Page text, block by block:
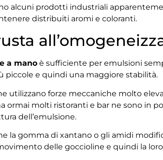
alcuni prodotti industriali
distribuiti aromi e coloranti.
a mano è sufficiente per emulsioni
piccole e quindi una maggiore stabilità.
utilizzano forze meccaniche molto
molti ristoranti e bar ne sono in
dell’emulsione.
la gomma di xantano o gli amidi
delle goccioline e quindi la